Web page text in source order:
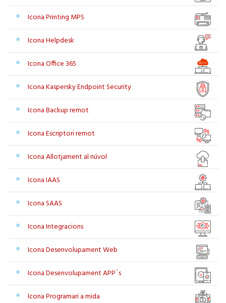
Icona Printing MPS
Icona Helpdesk
Icona Office 365
Icona Kaspersky Endpoint Security
Icona Backup remot
Icona Escriptori remot
Icona Allotjament al núvol
Icona IAAS
Icona SAAS
Icona Integracions
Icona Desenvolupament Web
Icona Desenvolupament APP´s
Icona Programari a mida